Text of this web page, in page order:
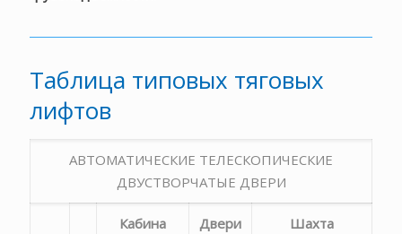
Таблица типовых тяговых
лифтов
АВТОМАТИЧЕСКИЕ ТЕЛЕСКОПИЧЕСКИЕ
ДВУСТВОРЧАТЫЕ ДВЕРИ
Кабина Двери Шахта